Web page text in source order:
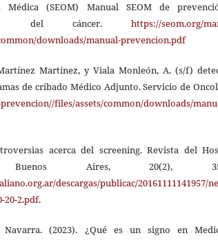
Médica (SEOM) Manual SEOM de
del cáncer. https://seom.org/
downloads/manual-prevencion.pdf
Martínez, y Viala Monleón, A. (s/f)
de cribado Médico Adjunto. Servicio de
files/assets/common/downloads/
acerca del screening. Revista del
Aires, 20(2),
descargas/publicac/20161111141957/
20-2.pdf.
(2023). ¿Qué es un signo en